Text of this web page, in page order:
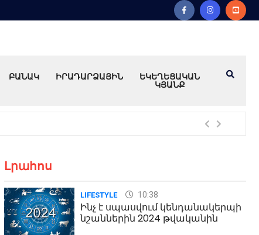
ԲԱՆԱԿ ԻՐԱԴԱՐՁԱՅԻՆ
ԵԿԵՂԵՑԱԿԱՆ
ԿՅԱՆՔ
Լրահոս
LIFESTYLE 10:38
Ինչ է սպասվում կենդանակերպի
նշաններին 2024 թվականին